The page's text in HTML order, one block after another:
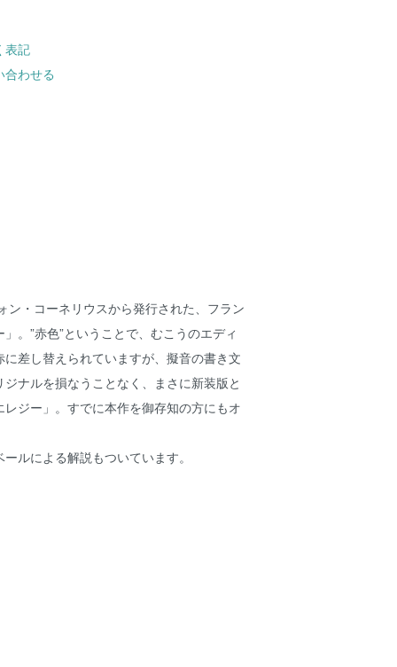
表記
合わせる
ン・コーネリウスから発行された、フラン
。”赤色”ということで、むこうのエディ
に差し替えられていますが、擬音の書き文
ナルを損なうことなく、まさに新装版と
ジー」。すでに本作を御存知の方にもオ
ルによる解説もついています。